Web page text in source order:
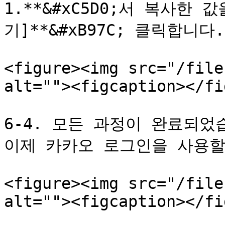
1.**&#xC5D0;서 복사한
기]**&#xB97C; 클릭합니다.
<figure><img src="/files/
alt=""><figcaption></
6-4. 모든 과정이 완료되었
이제 카카오 로그인을 사용
<figure><img src="/files/